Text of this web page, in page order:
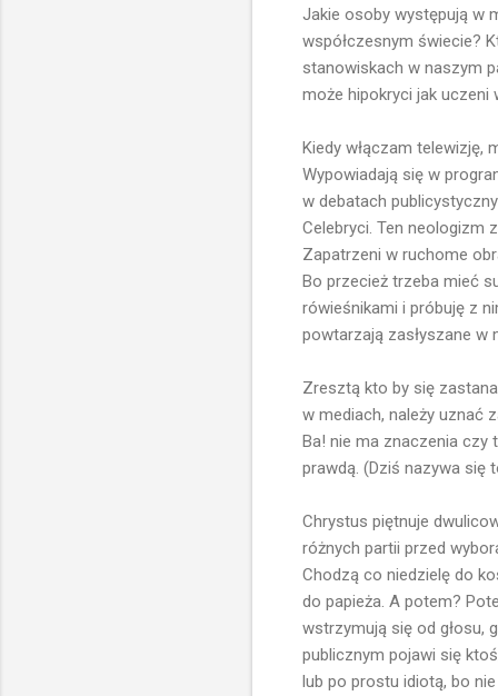
Jakie osoby występują w
współczesnym świecie?
stanowiskach w naszym
może hipokryci jak uczeni
Kiedy włączam telewizję,
Wypowiadają się w
w debatach
Celebryci. Ten neologizm
Zapatrzeni w ruchome
Bo przecież trzeba mieć
rówieśnikami i próbuję z
powtarzają zasłyszane w
Zresztą kto by się
w mediach, należy uznać
Ba! nie ma znaczenia czy
prawdą. (Dziś nazywa się
Chrystus piętnuje
różnych partii przed
Chodzą co niedzielę do
do papieża. A potem?
wstrzymują się od głosu,
publicznym pojawi się
lub po prostu idiotą, bo